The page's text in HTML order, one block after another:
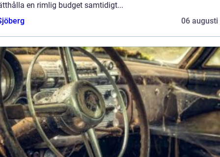
en rimlig budget samtidigt...
06 augusti